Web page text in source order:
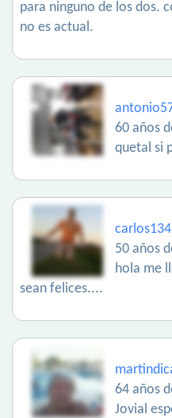
para ninguno de los dos.
no es actual.
60 años
quetal si
carlos134
50 años
hola me
sean felices....
64 años
Jovial